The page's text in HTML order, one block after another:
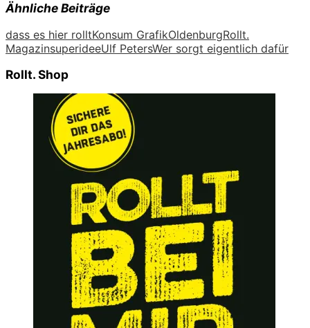
Ähnliche Beiträge
dass es hier rolltKonsum GrafikOldenburgRollt.
MagazinsuperideeUlf PetersWer sorgt eigentlich dafür
Rollt. Shop